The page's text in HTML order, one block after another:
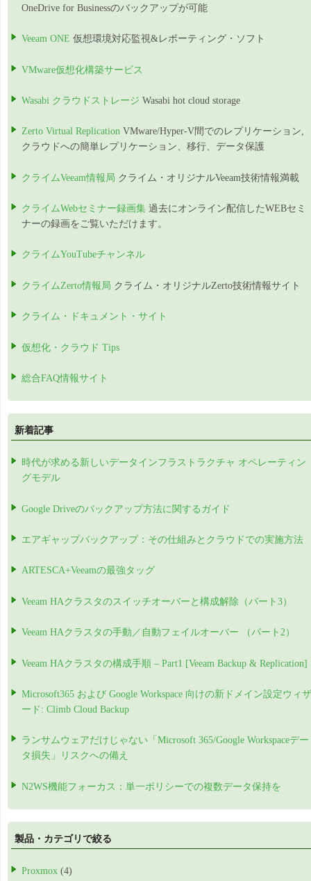
OneDrive for Businessのバックアップが可能
Veeam ONE 仮想環境対応監視&レポーティング・ソフト
VMware仮想化構築サービス
Wasabi クラウドストレージ Wasabi hot cloud storage
Zerto Virtual Replication VMware/Hyper-V間でのレプリケーション,
クラウドへの簡単レプリケーション、移行、データ保護
クライムVeeam情報局 クライム・オリジナルVeeam技術情報満載
クライムWebセミナー録画集 過去にオンライン配信したWEBセミ
ナーの録画をご覧いただけます。
クライムYouTubeチャンネル
クライムZerto情報局 クライム・オリジナルZerto技術情報サイト
クライム・ドキュメント・サイト
仮想化・クラウド Tips
総合FAQ情報サイト
新着記事
時代が求める新しいデータインフラストラクチャ オペレーティン
グモデル
Google Driveのバックアップ方法に関するガイド
エアギャップバックアップ：その仕組みとクラウドでの実施方法
ARTESCA+Veeamの最強タッグ
Veeam HAクラスタのスイッチオーバーと構成解除（パート3）
Veeam HAクラスタの手動／自動フェイルオーバー （パート2）
Veeam HAクラスタの構成手順 – Part1 [Veeam Backup & Replication]
Microsoft365 および Google Workspace 向けの新ドメイン設定ウィザ
ード: Climb Cloud Backup
ランサムウェアだけじゃない「Microsoft 365/Google Workspaceデー
タ損失」リスクへの備え
N2WS機能フォーカス：単一ポリシーでの複数データ保持を
製品・カテゴリで絞る
Proxmox (4)